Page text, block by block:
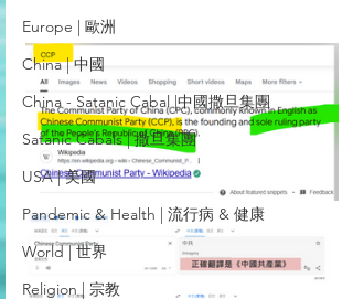
Europe | 歐洲
China | 中國
China - Satanic Cabal |中國撒旦集團
Satanic Cabals | 撒旦集團
USA | 美國
Pandemic & Health | 流行病 & 健康
World | 世界
Religion | 宗教